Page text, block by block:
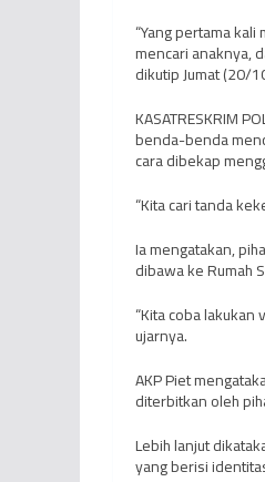
“Yang pertama
mencari anaknya,
dikutip Jumat (20/
KASATRESKRIM
benda-benda
cara dibekap
“Kita cari tanda
Ia mengatakan,
dibawa ke Rumah
“Kita coba
ujarnya.
AKP Piet
diterbitkan oleh
Lebih lanjut
yang berisi